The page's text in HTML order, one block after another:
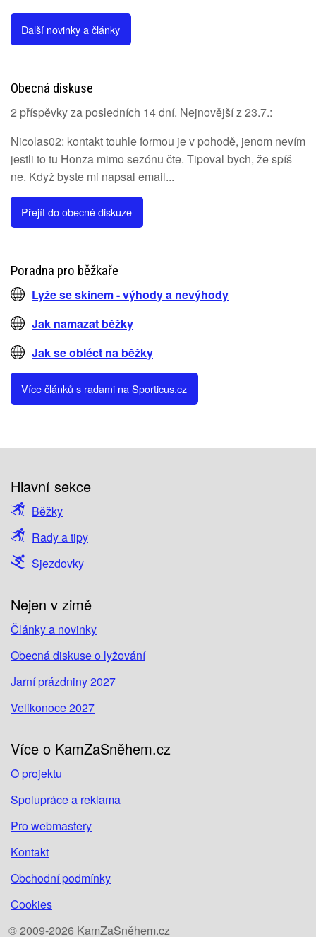
Další novinky a články
Obecná diskuse
2 příspěvky za posledních 14 dní. Nejnovější z 23.7.:
Nicolas02: kontakt touhle formou je v pohodě, jenom nevím
jestli to tu Honza mimo sezónu čte. Tipoval bych, že spíš
ne. Když byste mi napsal email...
Přejít do obecné diskuze
Poradna pro běžkaře
Lyže se skinem - výhody a nevýhody
Jak namazat běžky
Jak se obléct na běžky
Více článků s radami na Sporticus.cz
Hlavní sekce
Běžky
Rady a tipy
Sjezdovky
Nejen v zimě
Články a novinky
Obecná diskuse o lyžování
Jarní prázdniny 2027
Velikonoce 2027
Více o KamZaSněhem.cz
O projektu
Spolupráce a reklama
Pro webmastery
Kontakt
Obchodní podmínky
Cookies
© 2009-2026 KamZaSněhem.cz